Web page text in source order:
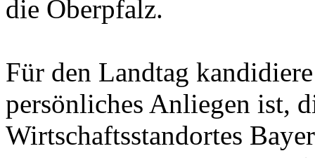
die Oberpfalz.
Für den Landtag
persönliches Anliegen ist,
Wirtschaftsstandortes